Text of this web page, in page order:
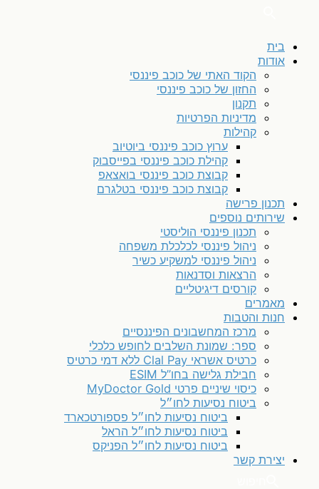
בית
אודות
הקוד האתי של כוכב פיננסי
החזון של כוכב פיננסי
תקנון
מדיניות הפרטיות
קהילות
ערוץ כוכב פיננסי ביוטיוב
קהילת כוכב פיננסי בפייסבוק
קבוצת כוכב פיננסי בואצאפ
קבוצת כוכב פיננסי בטלגרם
תכנון פרישה
שירותים נוספים
תכנון פיננסי הוליסטי
ניהול פיננסי לכלכלת משפחה
ניהול פיננסי למשקיע כשיר
הרצאות וסדנאות
קורסים דיגיטליים
מאמרים
חנות והטבות
מרכז המחשבונים הפיננסיים
ספר: שמונת השלבים לחופש כלכלי
כרטיס אשראי Clal Pay ללא דמי כרטיס
חבילת גלישה בחו”ל ESIM
כיסוי שיניים פרטי MyDoctor Gold
ביטוח נסיעות לחו״ל
ביטוח נסיעות לחו״ל פספורטכארד
ביטוח נסיעות לחו״ל הראל
ביטוח נסיעות לחו״ל הפניקס
יצירת קשר